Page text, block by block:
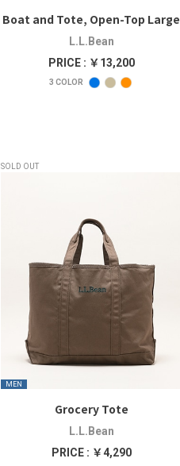
Boat and Tote, Open-Top Large
L.L.Bean
PRICE : ￥13,200
3 COLOR
SOLD OUT
MEN
Grocery Tote
L.L.Bean
PRICE : ￥4,290